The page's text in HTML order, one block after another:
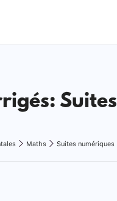
Suites
Maths Suites numériques